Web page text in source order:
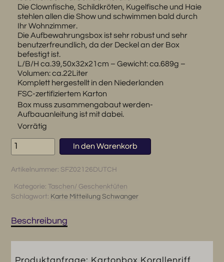
Die Clownfische, Schildkröten, Kugelfische und Haie
stehlen allen die Show und schwimmen bald durch
Ihr Wohnzimmer.
Die Aufbewahrungsbox ist sehr robust und sehr
benutzerfreundlich, da der Deckel an der Box
befestigt ist.
L/B/H ca.39,50x32x21cm – Gewicht: ca.689g –
Volumen: ca.22Liter
Komplett hergestellt in den Niederlanden
FSC-zertifiziertem Karton
Box muss zusammengabaut werden-
Aufbauanleitung ist mit dabei.
Vorrätig
Kartonbox
Korallenriff
In den Warenkorb
Artikelnummer: SFZ02126DUTCH
Kategorie: Taschen/ Geschenktüten
Schlagwort: Karte Mitteilung Schwanger
Beschreibung
Produktanfrage: Kartonbox Korallenriff